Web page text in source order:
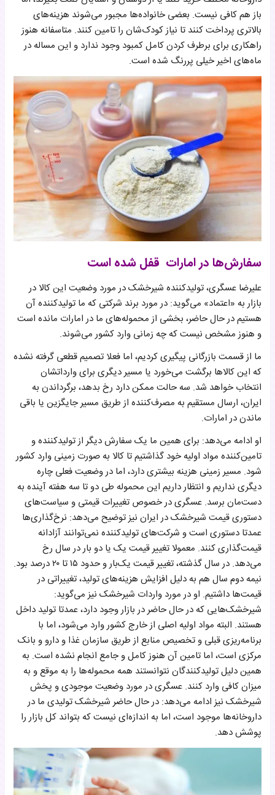
باز هم کافی نیست. بعضی خانواده‌ها مجبور می‌شوند هزینه‌های
بالاتری پرداخت کنند تا نیاز کودک‌شان را تامین کنند. متاسفانه هنوز
راهکاری برای برطرف کردن کامل کمبود وجود ندارد و این مساله در
ماه‌های اخیر خیلی پررنگ شده است.
سفارش‌ها در امارات قفل شده است
علیرضا عسگری، تولیدکننده شیرخشک در مورد وضعیت این کالا در
بازار به «اعتماد» می‌گوید: در مورد برند شرکتی که ما تولیدکننده آن
هستیم در حال حاضر، بخشی از محموله‌های ما در امارات مانده است
و هنوز مشخص نیست که چه زمانی وارد کشور می‌شوند.
ما از قسمت بازرگانی پیگیری کردیم، اما فعلا تصمیم قطعی گرفته نشده
که این کالاها برگشت می‌خورد یا مسیر دیگری برای وارداتشان
انتخاب خواهد شد. سه حالت ممکن دارد رخ بدهد، برگرداندن به
ایران، ارسال مستقیم به مصرف‌کننده از طریق مسیر جایگزین یا باقی
ماندن در امارات.
او ادامه می‌دهد: برای همین ما یک سفارش دیگر از تولیدکننده و
تامین‌کننده مواد اولیه خود گذاشتیم تا کالا به صورت زمینی وارد کشور
شود. مسیر زمینی هزینه بیشتری دارد، اما در وضعیت فعلی چاره
دیگری نداریم و انتظار داریم این محموله طی دو تا سه هفته آینده به
دست‌مان برسد. عسگری در خصوص تغییرات قیمتی و سیاست‌های
دستوری قیمت شیرخشک در ایران نیز توضیح می‌دهد: نرخ‌گذاری‌ها
عمدتا دستوری است و شرکت‌های تولیدکننده نمی‌توانند آزادانه
قیمت‌گذاری کنند. معمولا تغییر قیمت یک یا دو بار در سال رخ
می‌دهد. در سال گذشته، تغییر قیمت یک‌بار و حدود ۱۵ تا ۲۰ درصد بود.
نیمه دوم سال هم به دلیل افزایش هزینه‌های تولید، تغییراتی در
قیمت‌ها داشتیم. او در مورد واردات شیرخشک نیز می‌گوید:
شیرخشک‌هایی که در حال حاضر در بازار وجود دارد، عمدتا تولید داخل
هستند. البته مواد اولیه اصلی از خارج کشور وارد می‌شود، اما با
برنامه‌ریزی قبلی و تخصیص منابع از طریق سازمان غذا و دارو و بانک
مرکزی است، اما تامین آن هنوز کامل و جامع انجام نشده است. به
همین دلیل تولیدکنندگان نتوانستند همه محموله‌ها را به موقع و به
میزان کافی وارد کنند. عسگری در مورد وضعیت موجودی و پخش
شیرخشک نیز ادامه می‌دهد: در حال حاضر شیرخشک تولیدی ما در
داروخانه‌ها موجود است، اما به اندازه‌ای نیست که بتواند کل بازار را
پوشش دهد.